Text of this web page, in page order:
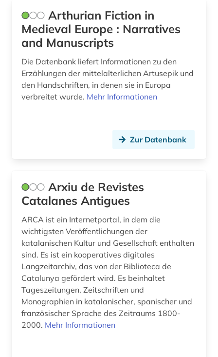
judenverfolgung (2)
jugendliteratur (2)
jules (1)
jüdische studien (2)
karibik (4)
karibik-literatur (1)
katalanien (1)
katalanisch (2)
katalanistik (1)
katalog (10)
katalonien (2)
katholische kirche (1)
Arthurian Fiction in
Medieval Europe : Narratives
and Manuscripts
Die Datenbank liefert Informationen zu den
Erzählungen der mittelalterlichen Artusepik und
den Handschriften, in denen sie in Europa
verbreitet wurde. Mehr Informationen
Zur Datenbank
Arxiu de Revistes
Catalanes Antigues
ARCA ist ein Internetportal, in dem die
wichtigsten Veröffentlichungen der
katalanischen Kultur und Gesellschaft enthalten
sind. Es ist ein kooperatives digitales
Langzeitarchiv, das von der Biblioteca de
Catalunya gefördert wird. Es beinhaltet
Tageszeitungen, Zeitschriften und
Monographien in katalanischer, spanischer und
französischer Sprache des Zeitraums 1800-
2000. Mehr Informationen